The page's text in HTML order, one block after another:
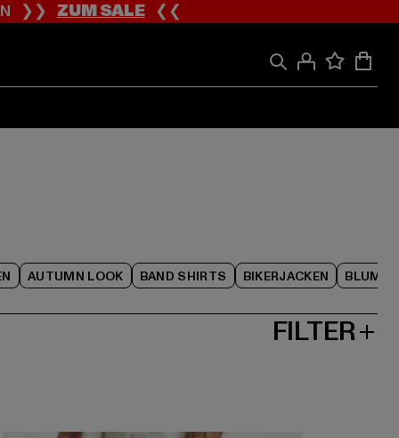
❯❯ZUM SALE❮❮
AUTUMN LOOK BAND SHIRTS BIKERJACKEN
FILTER